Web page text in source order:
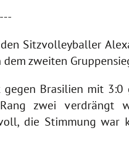
Sitzvolleyballer
zweiten
Brasilien mit
zwei verdrängt
die Stimmung war